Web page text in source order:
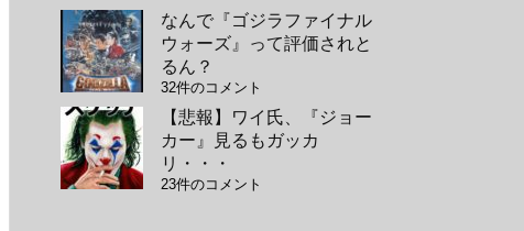
なんで『ゴジラファイナル
ウォーズ』って評価されと
るん？
32件のコメント
【悲報】ワイ氏、『ジョー
カー』見るもガッカ
リ・・・
23件のコメント